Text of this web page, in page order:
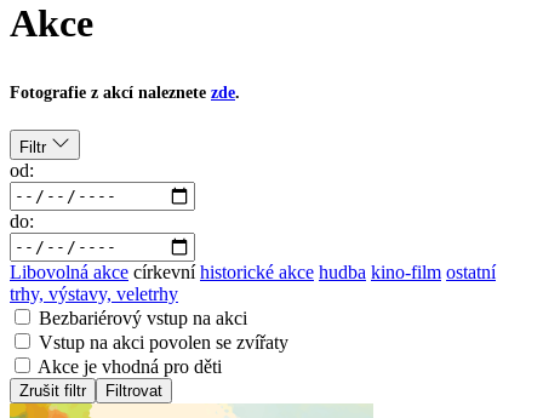
Akce
Fotografie z akcí naleznete zde.
Filtr
od:
do:
Libovolná akce církevní historické akce hudba kino-film ostatní
trhy, výstavy, veletrhy
Bezbariérový vstup na akci
Vstup na akci povolen se zvířaty
Akce je vhodná pro děti
Zrušit filtr Filtrovat